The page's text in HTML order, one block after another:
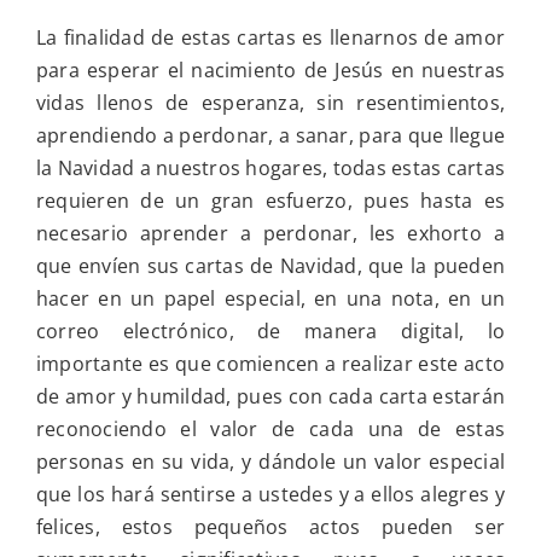
La finalidad de estas cartas es llenarnos de amor
para esperar el nacimiento de Jesús en nuestras
vidas llenos de esperanza, sin resentimientos,
aprendiendo a perdonar, a sanar, para que llegue
la Navidad a nuestros hogares, todas estas cartas
requieren de un gran esfuerzo, pues hasta es
necesario aprender a perdonar, les exhorto a
que envíen sus cartas de Navidad, que la pueden
hacer en un papel especial, en una nota, en un
correo electrónico, de manera digital, lo
importante es que comiencen a realizar este acto
de amor y humildad, pues con cada carta estarán
reconociendo el valor de cada una de estas
personas en su vida, y dándole un valor especial
que los hará sentirse a ustedes y a ellos alegres y
felices, estos pequeños actos pueden ser